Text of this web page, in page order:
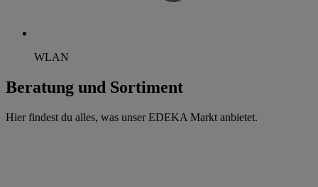
WLAN
Beratung und Sortiment
Hier findest du alles, was unser EDEKA Markt anbietet.